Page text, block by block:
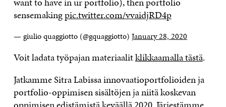
sensemakingpic.twitter.com/vvaidjRD4p
— giulio quaggiotto (@gquaggiotto) January 28, 2020
Voit ladata työpajan materiaalitklikkaamalla tästä.
Jatkamme Sitra Labissainnovaatioportfolioidenja
portfolio-oppimisensisältöjenja niitä koskevan